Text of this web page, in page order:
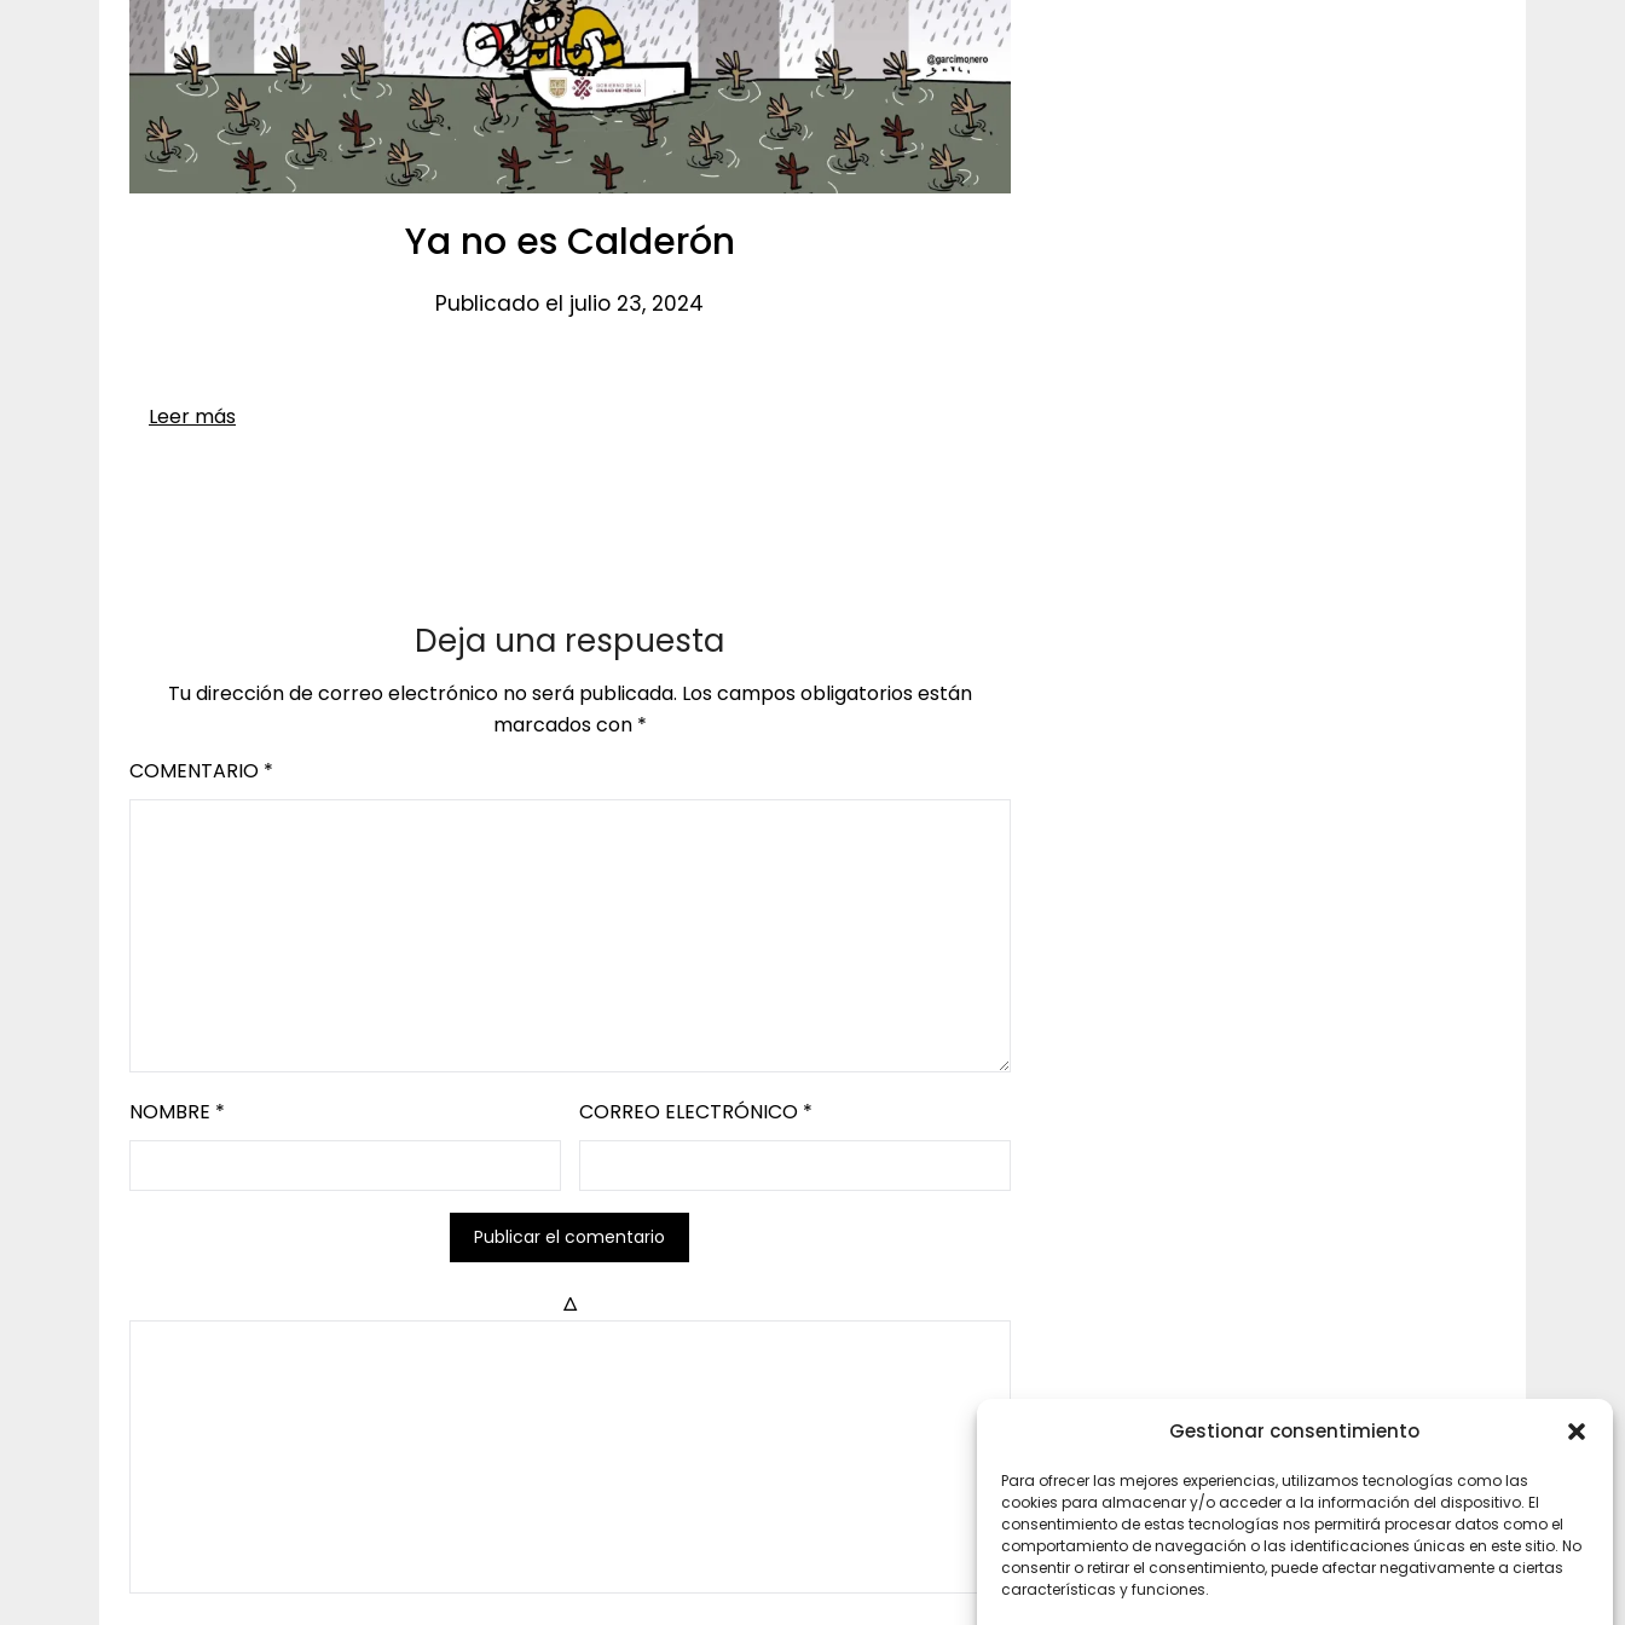
Ya no es Calderón​
Publicado el julio 23, 2024
Leer más
Deja una respuesta
Tu dirección de correo electrónico no será publicada. Los campos obligatorios están
marcados con *
COMENTARIO *
NOMBRE * CORREO ELECTRÓNICO *
Δ
Gestionar consentimiento
Para ofrecer las mejores experiencias, utilizamos tecnologías como las
cookies para almacenar y/o acceder a la información del dispositivo. El
consentimiento de estas tecnologías nos permitirá procesar datos como el
comportamiento de navegación o las identificaciones únicas en este sitio. No
consentir o retirar el consentimiento, puede afectar negativamente a ciertas
características y funciones.